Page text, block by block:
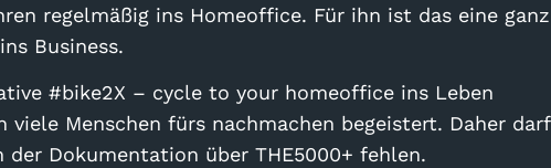
regelmäßig ins Homeoffice. Für ihn ist das eine ganz
Business.
#bike2X – cycle to your homeoffice ins Leben
Menschen fürs nachmachen begeistert. Daher darf
Dokumentation über THE5000+ fehlen.